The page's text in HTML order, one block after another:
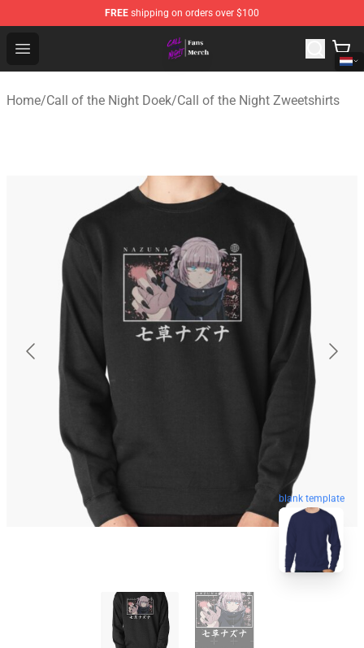
FREE shipping on orders over $100
Open menu
Call of the Night Store - Official Call of the Night
Home/Call of the Night Doek/Call of the Night Zweetshirts
blank template